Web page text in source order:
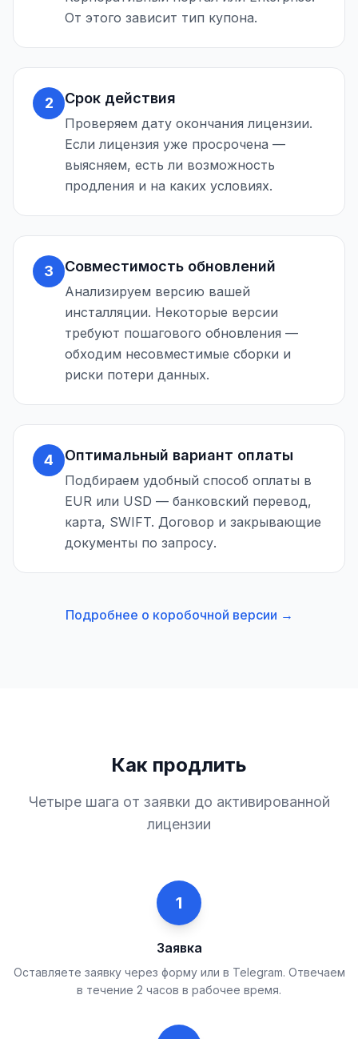
От этого зависит тип купона.
2 Срок действия
Проверяем дату окончания лицензии.
Если лицензия уже просрочена —
выясняем, есть ли возможность
продления и на каких условиях.
3 Совместимость обновлений
Анализируем версию вашей
инсталляции. Некоторые версии
требуют пошагового обновления —
обходим несовместимые сборки и
риски потери данных.
4 Оптимальный вариант оплаты
Подбираем удобный способ оплаты в
EUR или USD — банковский перевод,
карта, SWIFT. Договор и закрывающие
документы по запросу.
Подробнее о коробочной версии →
Как продлить
Четыре шага от заявки до активированной
лицензии
1
Заявка
Оставляете заявку через форму или в Telegram. Отвечаем
в течение 2 часов в рабочее время.